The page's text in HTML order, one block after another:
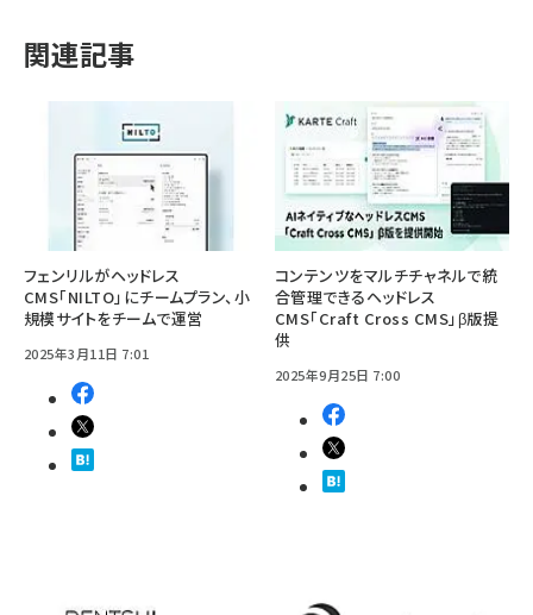
関連記事
フェンリルがヘッドレス
CMS「NILTO」にチームプラン、小
規模サイトをチームで運営
2025年3月11日 7:01
コンテンツをマルチチャネルで統
合管理できるヘッドレス
CMS「Craft Cross CMS」β版提
供
2025年9月25日 7:00